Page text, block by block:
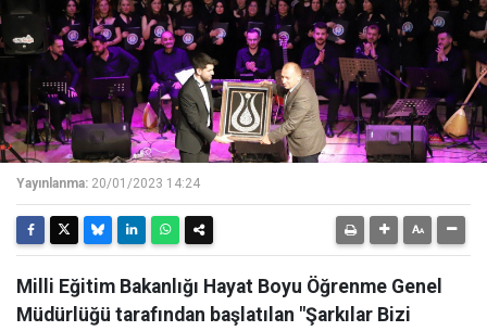
Yayınlanma: 20/01/2023 14:24
Milli Eğitim Bakanlığı Hayat Boyu Öğrenme Genel
Müdürlüğü tarafından başlatılan "Şarkılar Bizi